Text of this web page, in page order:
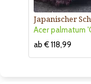
ab € 118,99